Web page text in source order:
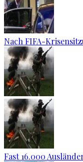
Nach FIFA-
Fast 16.000